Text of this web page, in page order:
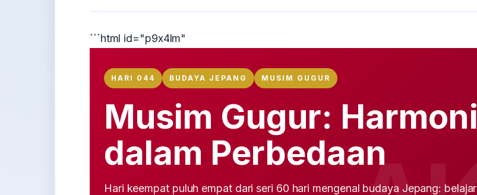
```html id="p9x4lm"
HARI 044 BUDAYA JEPANG MUSIM GUGUR
Musim Gugur: Harmoni
dalam Perbedaan
Hari keempat puluh empat dari seri 60 hari mengenal budaya Jepang: belajar